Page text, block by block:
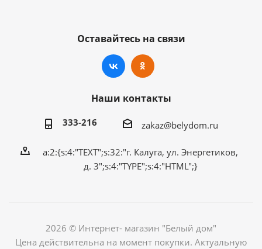
Оставайтесь на связи
Наши контакты
333-216 zakaz@belydom.ru
a:2:{s:4:"TEXT";s:32:"г. Калуга, ул. Энергетиков,
д. 3";s:4:"TYPE";s:4:"HTML";}
2026 © Интернет- магазин "Белый дом"
Цена действительна на момент покупки. Актуальную